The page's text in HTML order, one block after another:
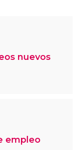
nuevos
empleo